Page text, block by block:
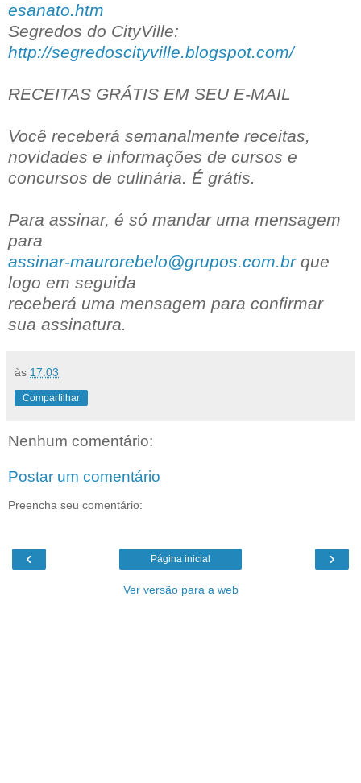
esanato.htm
Segredos do CityVille:
http://segredoscityville.blogspot.com/
RECEITAS GRÁTIS EM SEU E-MAIL
Você receberá semanalmente receitas,
novidades e informações de cursos e
concursos de culinária. É grátis.
Para assinar, é só mandar uma mensagem
para
assinar-maurorebelo@grupos.com.brque
logo em seguida
receberá uma mensagem para confirmar
sua assinatura.
às 17:03
Compartilhar
Nenhum comentário:
Postar um comentário
Preencha seu comentário:
‹ ›
Página inicial
Ver versão para a web